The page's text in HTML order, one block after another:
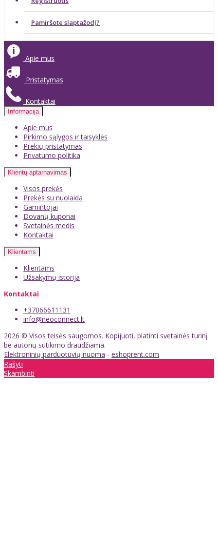
Pamiršote slaptažodį?
Apie mus
Pristatymas
Kontaktai
Informacija
Apie mus
Pirkimo sąlygos ir taisyklės
Prekių pristatymas
Privatumo politika
Klientų aptarnavimas
Visos prekės
Prekės su nuolaida
Gamintojai
Dovanų kuponai
Svetainės medis
Kontaktai
Klientams
Klientams
Užsakymų istorija
Kontaktai
+37066611131
info@neoconnect.lt
2026 © Visos teisės saugomos. Kopijuoti, platinti svetainės turinį
be autorių sutikimo draudžiama.
Elektroninių parduotuvių nuoma - eshoprent.com
Rašyti
Skambinti